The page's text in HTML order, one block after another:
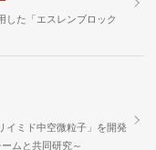
した「エスレンブロック
イミド中空微粒子」を開発
ムと共同研究～